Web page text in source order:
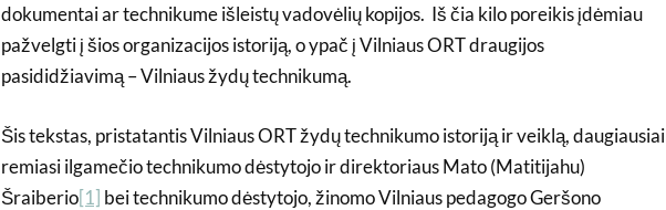
dokumentai ar technikume išleistų vadovėlių kopijos. Iš čia kilo poreikis įdėmiau
pažvelgti į šios organizacijos istoriją, o ypač į Vilniaus ORT draugijos
pasididžiavimą – Vilniaus žydų technikumą.
Šis tekstas, pristatantis Vilniaus ORT žydų technikumo istoriją ir veiklą, daugiausiai
remiasi ilgamečio technikumo dėstytojo ir direktoriaus Mato (Matitijahu)
Šraiberio[1] bei technikumo dėstytojo, žinomo Vilniaus pedagogo Geršono